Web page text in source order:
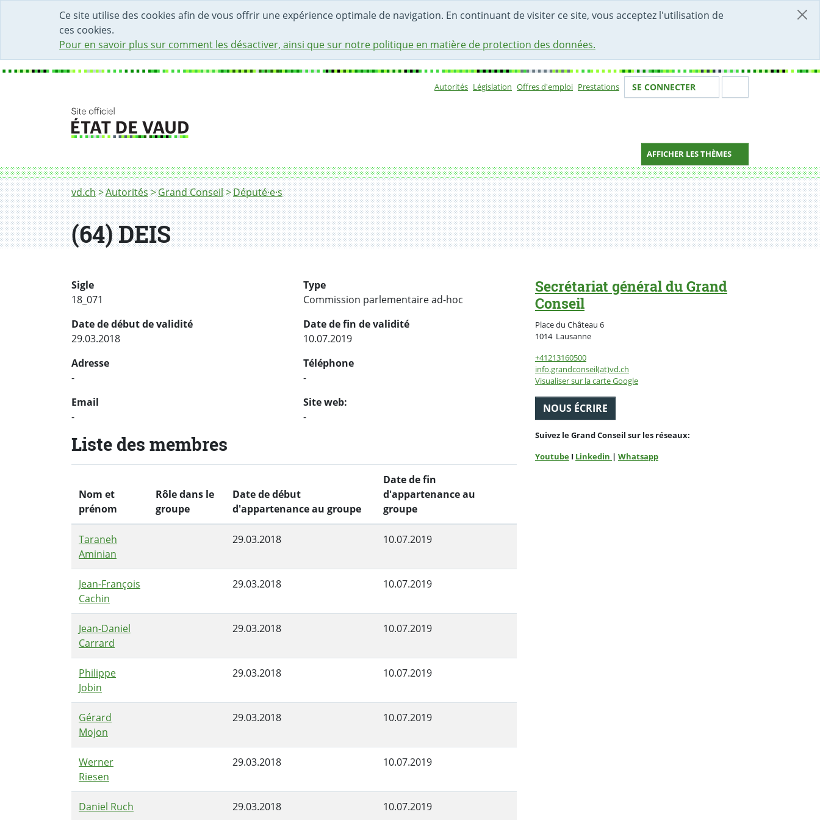
Ce site utilise des cookies afin de vous offrir une expérience optimale de navigation. En continuant de visiter ce site, vous acceptez l'utilisation de
ces cookies.
Pour en savoir plus sur comment les désactiver, ainsi que sur notre politique en matière de protection des données.
DÉBUT DU CONTENU DE LA PAGE
ACCÈS AU CHAMP DE RECHERCHE
PAGE D'ACCUEIL
FORMULAIRE DE CONTACT
Autorités Législation Offres d'emploi Prestations Votre identité
SE CONNECTER
AFFICHER LES THÈMES
Fil d'Ariane
vd.ch Autorités Grand Conseil Député·e·s
(64) DEIS
Sigle
18_071
Type
Commission parlementaire ad-hoc
Date de début de validité
29.03.2018
Date de fin de validité
10.07.2019
Adresse
-
Téléphone
-
Email
-
Site web:
-
Liste des membres
Nom et
prénom
Rôle dans le
groupe
Date de début
d'appartenance au groupe
Date de fin
d'appartenance au
groupe
Taraneh
Aminian
29.03.2018 10.07.2019
Jean-François
Cachin
29.03.2018 10.07.2019
Jean-Daniel
Carrard
29.03.2018 10.07.2019
Philippe
Jobin
29.03.2018 10.07.2019
Gérard
Mojon
29.03.2018 10.07.2019
Werner
Riesen
29.03.2018 10.07.2019
Daniel Ruch 29.03.2018 10.07.2019
Secrétariat général du Grand
Conseil
Place du Château 6
1014 LausanneSuisse
+41213160500
info.grandconseil(at)vd.ch
Visualiser sur la carte Google
NOUS ÉCRIRE
Suivez le Grand Conseil sur les réseaux:
Youtube I Linkedin | Whatsapp